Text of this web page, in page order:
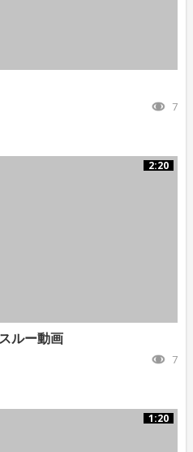
7
2:20
ルー動画
7
1:20